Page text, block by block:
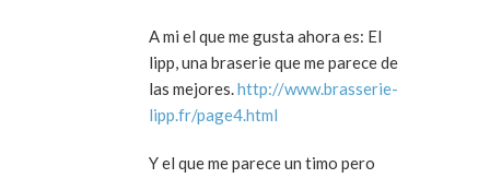
A mi el que me gusta ahora es: El
lipp, una braserie que me parece de
las mejores.http://www.brasserie-
lipp.fr/page4.html
Y el que me parece un timo pero